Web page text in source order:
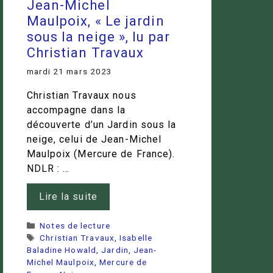
Jean-Michel
Maulpoix, « Le jardin
sous la neige », lu par
Christian Travaux
mardi 21 mars 2023
Christian Travaux nous
accompagne dans la
découverte d’un Jardin sous la
neige, celui de Jean-Michel
Maulpoix (Mercure de France).
NDLR : …
Lire la suite
Catégories
Notes de lecture
Étiquettes
Christian Travaux,Isabelle
Baladine Howald, Jardin, Jean-
Michel Maulpoix,Mercure de